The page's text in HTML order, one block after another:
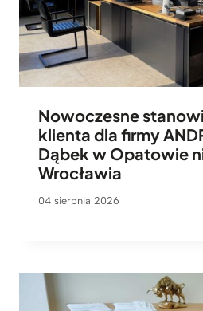
Nowoczesne
klienta dla firmy
Dąbek w Opatowie
Wrocławia
04 sierpnia 2026